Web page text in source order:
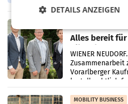
Oberösterreich.
Alles bereit für
Albrecht setzt
WIENER
Zusammenarbeit
Vorarlberger
kartellrechtlich
MOBILITY BUSINESS
DETAILS ANZEIGEN